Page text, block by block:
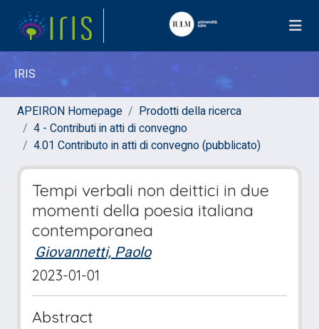
IRIS
APEIRON Homepage
Prodotti della ricerca
4 - Contributi in atti di convegno
4.01 Contributo in atti di convegno (pubblicato)
Tempi verbali non deittici in due
momenti della poesia italiana
contemporanea
Giovannetti, Paolo
2023-01-01
Abstract